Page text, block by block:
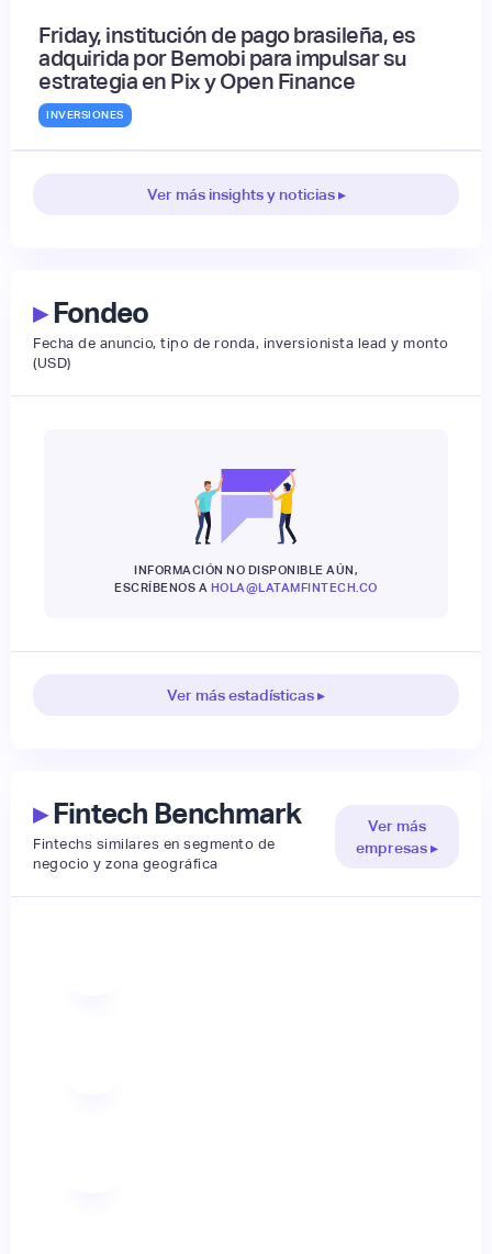
Friday, institución de pago brasileña, es
adquirida por Bemobi para impulsar su
estrategia en Pix y Open Finance
INVERSIONES
Ver más insights y noticias ▸
▸Fondeo
Fecha de anuncio, tipo de ronda, inversionista lead y monto
(USD)
INFORMACIÓN NO DISPONIBLE AÚN,
ESCRÍBENOS A HOLA@LATAMFINTECH.CO
Ver más estadísticas ▸
▸Fintech Benchmark
Fintechs similares en segmento de
negocio y zona geográfica
Ver más
empresas ▸